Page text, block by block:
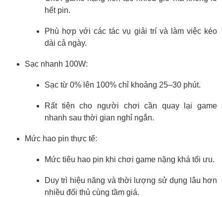
hết pin.
Phù hợp với các tác vụ giải trí và làm việc kéo
dài cả ngày.
Sạc nhanh 100W:
Sạc từ 0% lên 100% chỉ khoảng 25–30 phút.
Rất tiện cho người chơi cần quay lại game
nhanh sau thời gian nghỉ ngắn.
Mức hao pin thực tế:
Mức tiêu hao pin khi chơi game nặng khá tối ưu.
Duy trì hiệu năng và thời lượng sử dụng lâu hơn
nhiều đối thủ cùng tầm giá.